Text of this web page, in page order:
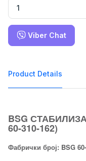
Viber Chat
Product Details
BSG
60-310-162)
Фабрички број: BSG